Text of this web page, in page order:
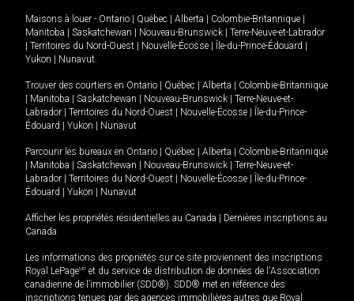
Maisons à louer - Ontario Québec Alberta Colombie-Britannique
Manitoba
Saskatchewan Nouveau-Brunswick
Terre-Neuve-et-Labrador
Territoires du Nord-Ouest Nouvelle-Écosse Île-du-Prince-Édouard
Yukon
Nunavut.
Trouver des courtiers en Ontario Québec Alberta
Colombie-Britannique
Manitoba Saskatchewan Nouveau-Brunswick
Terre-Neuve-et-
Labrador
Territoires du Nord-Ouest Nouvelle-Écosse
Île-du-Prince-
Édouard
Yukon Nunavut
Parcourir les bureaux en Ontario Québec Alberta
Colombie-Britannique
Manitoba Saskatchewan Nouveau-Brunswick
Terre-Neuve-et-
Labrador
Territoires du Nord-Ouest Nouvelle-Écosse
Île-du-Prince-
Édouard
Yukon Nunavut
Afficher les propriétés résidentielles au Canada
Dernières inscriptions au
Canada
Les informations des propriétés sur ce site proviennent des inscriptions
Royal LePageMD et du service de distribution de données de l'Association
canadienne de l’immobilier (SDD®). SDD® met en référence des
inscriptions tenues par des agences immobilières autres que Royal